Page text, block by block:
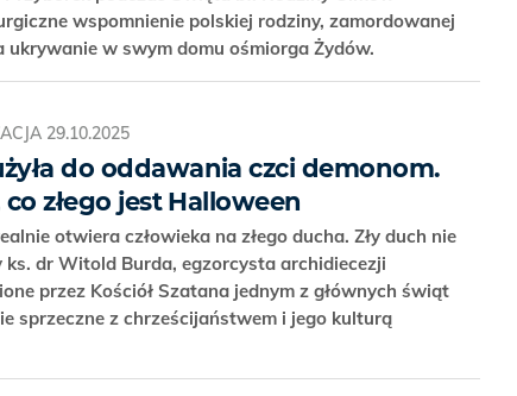
wspomnienie polskiej rodziny, zamordowanej
ukrywanie w swym domu ośmiorga Żydów.
29.10.2025
do oddawania czci demonom.
złego jest Halloween
otwiera człowieka na złego ducha. Zły duch nie
ks. dr Witold Burda, egzorcysta archidiecezji
przez Kościół Szatana jednym z głównych świąt
sprzeczne z chrześcijaństwem i jego kulturą